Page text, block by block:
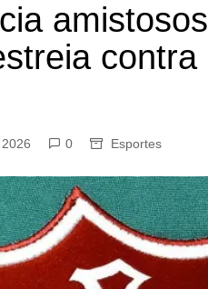
contra
0 Esportes